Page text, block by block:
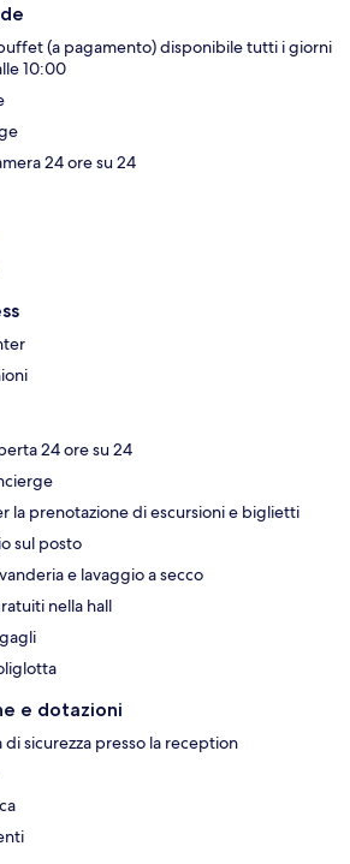
(a pagamento) disponibile tutti i giorni
10:00
24 ore su 24
24 ore su 24
la prenotazione di escursioni e biglietti
sul posto
e lavaggio a secco
nella hall
e dotazioni
di sicurezza presso la reception